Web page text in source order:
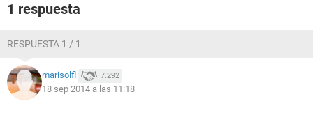
1 respuesta
RESPUESTA 1 / 1
marisolfl 7.292
18 sep 2014 a las 11:18